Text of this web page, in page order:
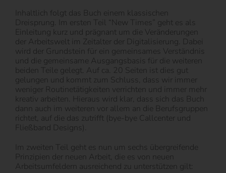
Inhaltlich folgt das Buch einem klassischen
Dreisprung. Im ersten Teil “New Times” geht es als
Einleitung kurz und prägnant um die Veränderungen
der Arbeitswelt im Zeitalter der Digitalisierung. Dabei
wird der Grundstein für ein gemeinsames Verständnis
und die gemeinsame Ausgangsbasis für die weiteren
beiden Teile gelegt. Auf ca. 20 Seiten ist dies gut
gelungen und kommt zum Schluss, dass wir immer
weniger Routinetätigkeiten verrichten und immer mehr
kreativ arbeiten. Hieraus wird klar, dass sich das Buch
dann auch im weiteren vor allem an die Berufsgruppen
richtet, auf die das zutrifft (bye-bye Callcenter und
Fließband Designs).
Im zweiten Teil geht es nun um sechs übergreifende
Prinzipien der neuen Arbeit, die es von neuen
Arbeitsumfeldern ausreichend zu unterstützen gilt: